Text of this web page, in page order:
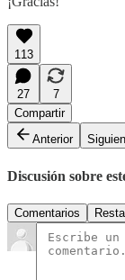
113
27
7
Compartir
Anterior
Discusión sobre
Comentarios